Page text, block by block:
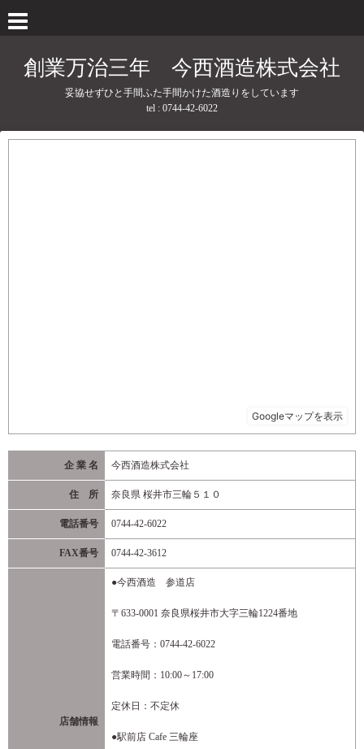
創業万治三年 今西酒造株式会社
妥協せずひと手間ふた手間かけた酒造りをしています
tel : 0744-42-6022
企 業 名 今西酒造株式会社
住 所 奈良県 桜井市三輪５１０
電話番号 0744-42-6022
FAX番号 0744-42-3612
店舗情報
●今西酒造 参道店
〒633-0001 奈良県桜井市大字三輪1224番地
電話番号：0744-42-6022
営業時間：10:00～17:00
定休日：不定休
●駅前店 Cafe 三輪座